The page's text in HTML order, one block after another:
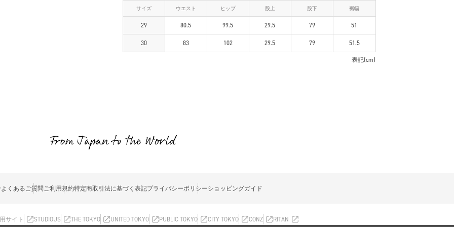
サイズ ウエスト ヒップ 股上 股下 裾幅
29 80.5 99.5 29.5 79 51
30 83 102 29.5 79 51.5
表記(cm)
よくあるご質問ご利用規約特定商取引法に基づく表記プライバシーポリシーショッピングガイド
サイト STUDIOUS THE TOKYO UNITED TOKYO PUBLIC TOKYO CITY TOKYO CONZ RITAN